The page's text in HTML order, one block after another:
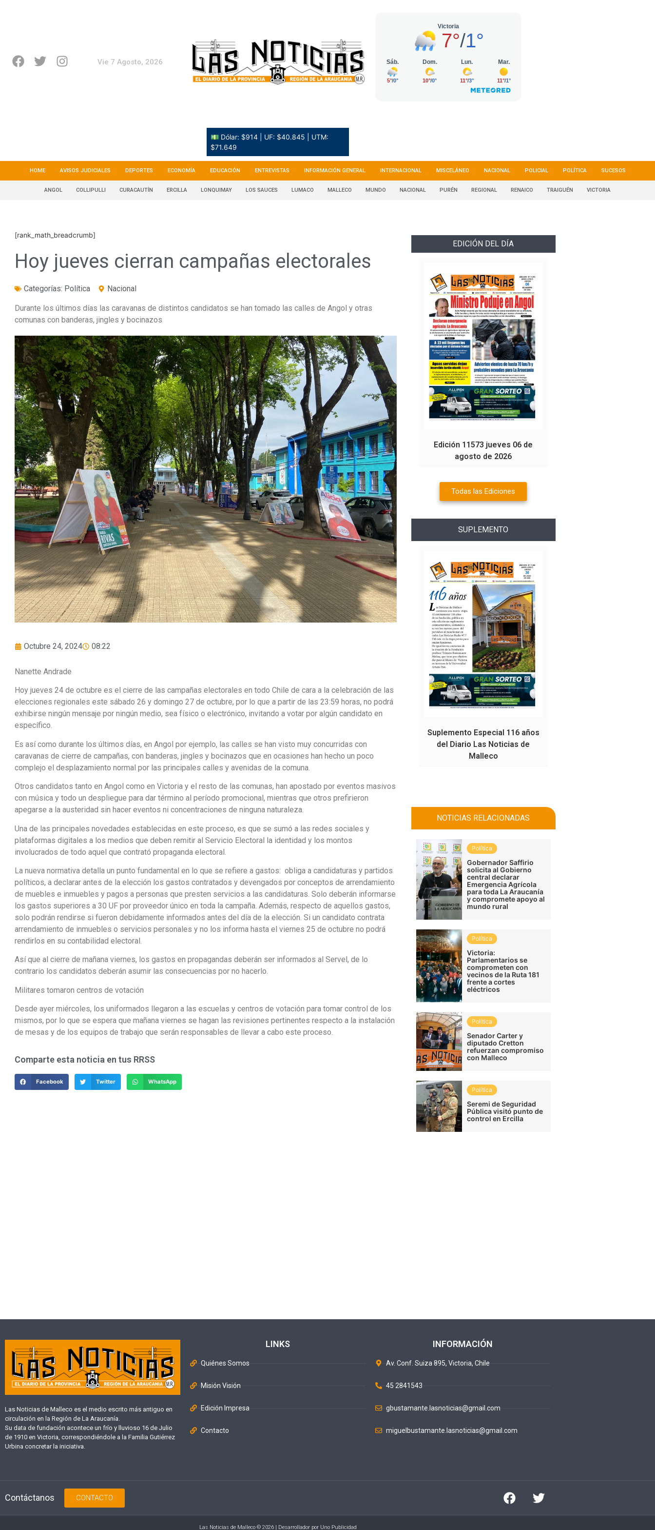
Vie 7 Agosto, 2026
💵 Dólar: $914 | UF: $40.845 | UTM:
$71.649
HOME AVISOS JUDICIALES DEPORTES ECONOMÍA EDUCACIÓN ENTREVISTAS INFORMACIÓN GENERAL INTERNACIONAL MISCELÁNEO NACIONAL POLICIAL POLÍTICA SUCESOS
ANGOL COLLIPULLI CURACAUTÍN ERCILLA LONQUIMAY LOS SAUCES LUMACO MALLECO MUNDO NACIONAL PURÉN REGIONAL RENAICO TRAIGUÉN VICTORIA
[rank_math_breadcrumb]
Hoy jueves cierran campañas electorales
Categorías: Política Nacional
Durante los últimos días las caravanas de distintos candidatos se han tomado las calles de Angol y otras
comunas con banderas, jingles y bocinazos
Octubre 24, 2024 08:22
Nanette Andrade
Hoy jueves 24 de octubre es el cierre de las campañas electorales en todo Chile de cara a la celebración de las
elecciones regionales este sábado 26 y domingo 27 de octubre, por lo que a partir de las 23:59 horas, no podrá
exhibirse ningún mensaje por ningún medio, sea físico o electrónico, invitando a votar por algún candidato en
específico.
Es así como durante los últimos días, en Angol por ejemplo, las calles se han visto muy concurridas con
caravanas de cierre de campañas, con banderas, jingles y bocinazos que en ocasiones han hecho un poco
complejo el desplazamiento normal por las principales calles y avenidas de la comuna.
Otros candidatos tanto en Angol como en Victoria y el resto de las comunas, han apostado por eventos masivos
con música y todo un despliegue para dar término al período promocional, mientras que otros prefirieron
apegarse a la austeridad sin hacer eventos ni concentraciones de ninguna naturaleza.
Una de las principales novedades establecidas en este proceso, es que se sumó a las redes sociales y
plataformas digitales a los medios que deben remitir al Servicio Electoral la identidad y los montos
involucrados de todo aquel que contrató propaganda electoral.
La nueva normativa detalla un punto fundamental en lo que se refiere a gastos: obliga a candidaturas y partidos
políticos, a declarar antes de la elección los gastos contratados y devengados por conceptos de arrendamiento
de muebles e inmuebles y pagos a personas que presten servicios a las candidaturas. Solo deberán informarse
los gastos superiores a 30 UF por proveedor único en toda la campaña. Además, respecto de aquellos gastos,
solo podrán rendirse si fueron debidamente informados antes del día de la elección. Si un candidato contrata
arrendamiento de inmuebles o servicios personales y no los informa hasta el viernes 25 de octubre no podrá
rendirlos en su contabilidad electoral.
Así que al cierre de mañana viernes, los gastos en propagandas deberán ser informados al Servel, de lo
contrario los candidatos deberán asumir las consecuencias por no hacerlo.
Militares tomaron centros de votación
Desde ayer miércoles, los uniformados llegaron a las escuelas y centros de votación para tomar control de los
mismos, por lo que se espera que mañana viernes se hagan las revisiones pertinentes respecto a la instalación
de mesas y de los equipos de trabajo que serán responsables de llevar a cabo este proceso.
Comparte esta noticia en tus RRSS
Facebook Twitter WhatsApp
EDICIÓN DEL DÍA
Edición 11573 jueves 06 de
agosto de 2026
Todas las Ediciones
SUPLEMENTO
Suplemento Especial 116 años
del Diario Las Noticias de
Malleco
NOTICIAS RELACIONADAS
Política
Gobernador Saffirio
solicita al Gobierno
central declarar
Emergencia Agrícola
para toda La Araucanía
y compromete apoyo al
mundo rural
Política
Victoria:
Parlamentarios se
comprometen con
vecinos de la Ruta 181
frente a cortes
eléctricos
Política
Senador Carter y
diputado Cretton
refuerzan compromiso
con Malleco
Política
Seremi de Seguridad
Pública visitó punto de
control en Ercilla
Las Noticias de Malleco es el medio escrito más antiguo en
circulación en la Región de La Araucanía.
Su data de fundación acontece un frío y lluvioso 16 de Julio
de 1910 en Victoria, correspondiéndole a la Familia Gutiérrez
Urbina concretar la iniciativa.
LINKS
Quiénes Somos
Misión Visión
Edición Impresa
Contacto
INFORMACIÓN
Av. Conf. Suiza 895, Victoria, Chile
45 2841543
gbustamante.lasnoticias@gmail.com
miguelbustamante.lasnoticias@gmail.com
Contáctanos CONTACTO
Las Noticias de Malleco © 2026 | Desarrollador por Uno Publicidad